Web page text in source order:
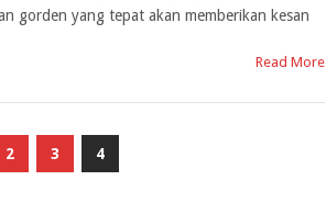
gorden yang tepat akan memberikan kesan
Read More
2 3 4